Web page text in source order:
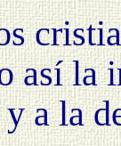
así la
a la